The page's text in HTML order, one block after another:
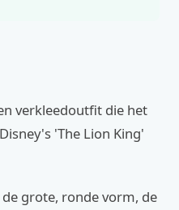
verkleedoutfit die het
'The Lion King'
grote, ronde vorm, de